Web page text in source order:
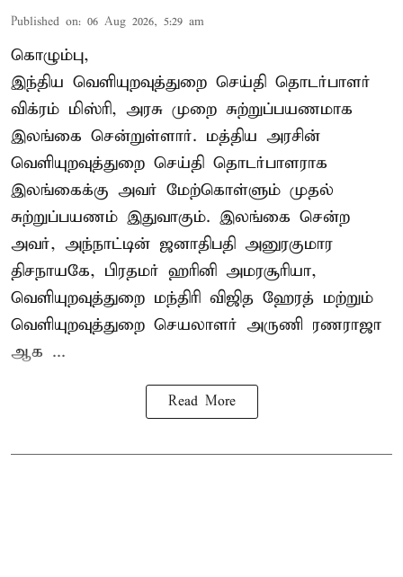
Published on: 06 Aug 2026, 5:29 am
கொழும்பு,
இந்திய வெளியுறவுத்துறை செய்தி தொடர்பாளர்
விக்ரம் மிஸ்ரி, அரசு முறை சுற்றுப்பயணமாக
இலங்கை சென்றுள்ளார். மத்திய அரசின்
வெளியுறவுத்துறை செய்தி தொடர்பாளராக
இலங்கைக்கு அவர் மேற்கொள்ளும் முதல்
சுற்றுப்பயணம் இதுவாகும். இலங்கை சென்ற
அவர், அந்நாட்டின் ஜனாதிபதி அனுரகுமார
திசநாயகே, பிரதமர் ஹரினி அமரசூரியா,
வெளியுறவுத்துறை மந்திரி விஜித ஹேரத் மற்றும்
வெளியுறவுத்துறை செயலாளர் அருணி ரணராஜா
ஆக ...
Read More